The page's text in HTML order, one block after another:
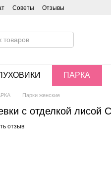
Советы Отзывы
ПАРКА
Парки женские
с отделкой лисой
отзыв